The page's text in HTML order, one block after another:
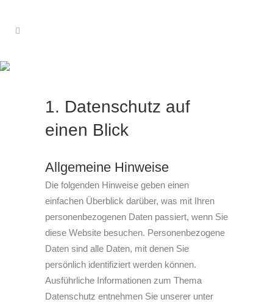
1. Datenschutz auf
einen Blick
Allgemeine Hinweise
Die folgenden Hinweise geben einen
einfachen Überblick darüber, was mit Ihren
personenbezogenen Daten passiert, wenn Sie
diese Website besuchen. Personenbezogene
Daten sind alle Daten, mit denen Sie
persönlich identifiziert werden können.
Ausführliche Informationen zum Thema
Datenschutz entnehmen Sie unserer unter